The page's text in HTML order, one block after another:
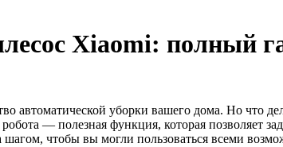
Xiaomi: полный
автоматической уборки вашего дома. Но что
— полезная функция, которая позволяет
шагом, чтобы вы могли пользоваться всеми